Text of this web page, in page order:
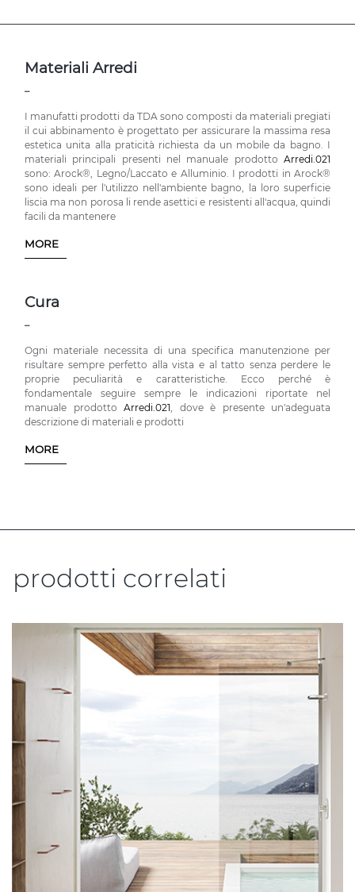
Materiali Arredi
_
I manufatti prodotti da TDA sono composti da materiali pregiati
il cui abbinamento è progettato per assicurare la massima resa
estetica unita alla praticità richiesta da un mobile da bagno. I
materiali principali presenti nel manuale prodotto Arredi.021
sono: Arock®, Legno/Laccato e Alluminio. I prodotti in Arock®
sono ideali per l'utilizzo nell'ambiente bagno, la loro superficie
liscia ma non porosa li rende asettici e resistenti all'acqua, quindi
facili da mantenere
MORE
Cura
_
Ogni materiale necessita di una specifica manutenzione per
risultare sempre perfetto alla vista e al tatto senza perdere le
proprie peculiarità e caratteristiche. Ecco perché è
fondamentale seguire sempre le indicazioni riportate nel
manuale prodotto Arredi.021, dove è presente un'adeguata
descrizione di materiali e prodotti
MORE
prodotti correlati